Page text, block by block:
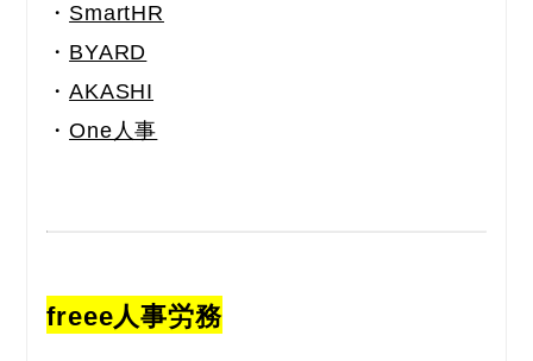
・ SmartHR
・ BYARD
・AKASHI
・One人事
freee人事労務